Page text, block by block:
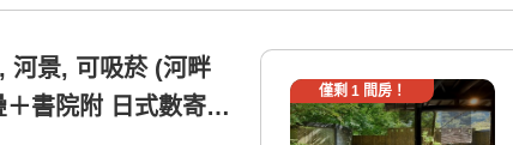
河景, 可吸菸 (河畔
書院附 日式數寄屋
僅剩 1 間房！